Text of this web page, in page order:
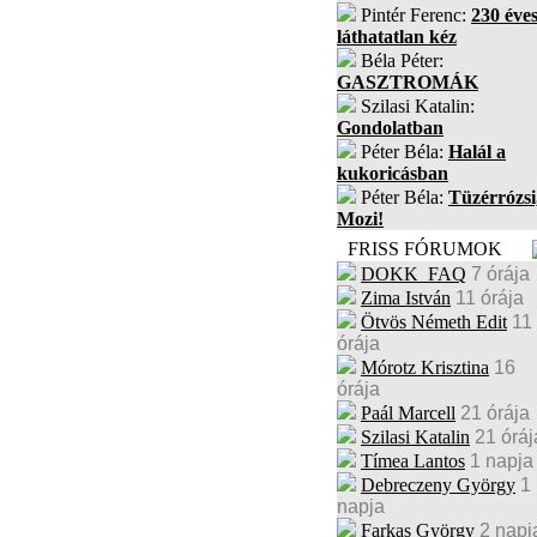
Pintér Ferenc: 230
láthatatlan kéz
Béla Péter:
GASZTROMÁK
Szilasi Katalin:
Gondolatban
Péter Béla: Halál a
kukoricásban
Péter Béla:
Mozi!
FRISS FÓRUMOK
DOKK_FAQ 7 órája
Zima István 11 órája
Ötvös Németh Edit 11
órája
Mórotz Krisztina 16
órája
Paál Marcell 21 órája
Szilasi Katalin 21
Tímea Lantos 1 napja
Debreczeny György 1
napja
Farkas György 2